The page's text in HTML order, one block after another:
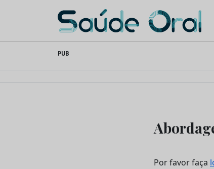
content
Saúde Oral
PUB
Por favor faça